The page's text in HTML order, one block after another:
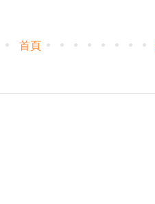
首頁